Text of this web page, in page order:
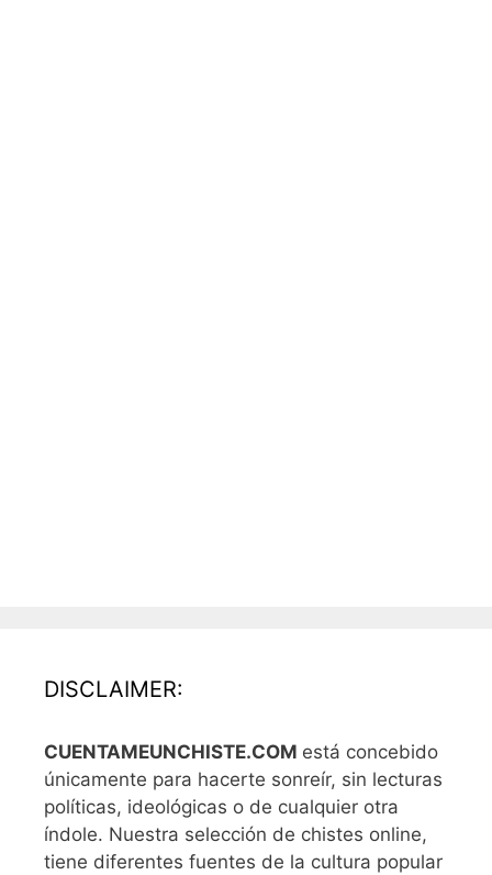
DISCLAIMER:
CUENTAMEUNCHISTE.COM está concebido
únicamente para hacerte sonreír, sin lecturas
políticas, ideológicas o de cualquier otra
índole. Nuestra selección de chistes online,
tiene diferentes fuentes de la cultura popular